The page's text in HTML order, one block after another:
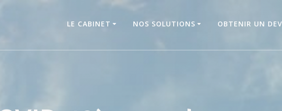
LE CABINET NOS SOLUTIONS OBTENIR UN